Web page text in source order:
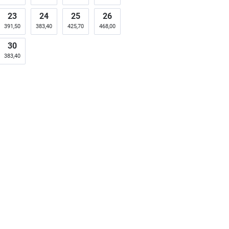
23
391,50
24
383,40
25
425,70
26
468,00
30
383,40